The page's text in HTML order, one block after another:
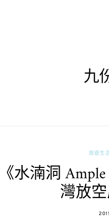
九
旅遊生
水湳洞
灣放